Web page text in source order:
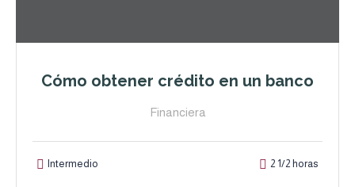
Cómo obtener crédito en un banco
Financiera
Intermedio 2 1/2 horas